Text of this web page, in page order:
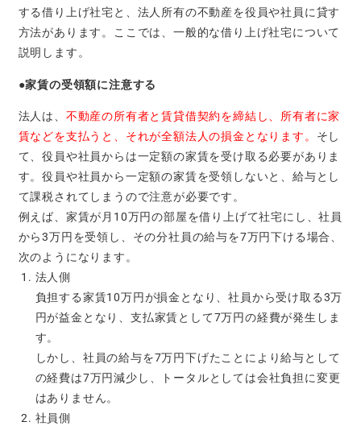
する借り上げ社宅と、法人所有の不動産を役員や社員に貸す
方法があります。ここでは、一般的な借り上げ社宅について
説明します。
●家賃の受領額に注意する
法人は、 不動産の所有者と賃貸借契約を締結し、所有者に家
賃などを支払うと、それが全額法人の損金となります。 そし
て、役員や社員からは一定額の家賃を受け取る必要がありま
す。役員や社員から一定額の家賃を受領しないと、給与とし
て課税されてしまうので注意が必要です。
例えば、家賃が月10万円の部屋を借り上げて社宅にし、社員
から3万円を受領し、その分社員の給与を7万円下ける場合、
次のようになります。
法人側
負担する家賃10万円が損金となり、社員から受け取る3万
円が益金となり、支払家賃として7万円の経費が発生しま
す。
しかし、社員の給与を7万円下げたことにより給与として
の経費は7万円減少し、トータルとしては会社負担に変更
はありません。
社員側